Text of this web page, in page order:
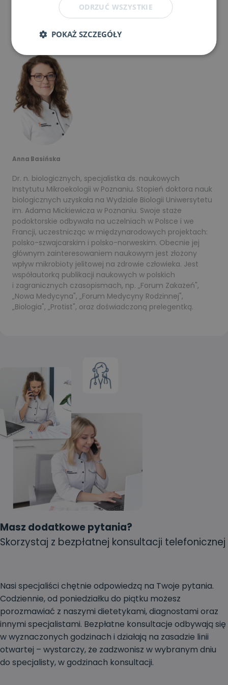
Anna Basińska
Dr. n. biologicznych, specjalistka ds. naukowych
Instytutu Mikroekologii w Poznaniu. Stopień doktora nauk
biologicznych uzyskała na Wydziale Biologii Uniwersytetu
im. Adama Mickiewicza w Poznaniu. Swoje staże
podoktorskie odbywała na uczelniach w Polsce i we
Francji, uczestnicząc w międzynarodowych projektach:
polsko-szwajcarskim i polsko-norweskim. Obecnie jej
głównym zainteresowaniem naukowym jest złożony
wpływ mikrobioty jelitowej na zdrowie człowieka. Jest
współautorką publikacji naukowych w polskich
i zagranicznych czasopismach, np. „Forum Zakażeń",
„Nowa Medycyna", „Forum Medycyny Rodzinnej",
„Biologia", „Protist", oraz doświadczoną prelegentką.
Masz dodatkowe pytania?
Skorzystaj z bezpłatnej konsultacji telefonicznej
Nasi specjaliści chętnie odpowiedzą na Twoje pytania.
Codziennie, od poniedziałku do piątku możesz
porozmawiać z naszymi dietetykami, diagnostami oraz
innymi specjalistami. Bezpłatne konsultacje odbywają się
w wyznaczonych godzinach i działają na zasadzie linii
otwartej – wystarczy, że zadzwonisz w wybranym dniu
do specjalisty, w godzinach konsultacji.
ODRZUĆ WSZYSTKIE
POKAŻ SZCZEGÓŁY